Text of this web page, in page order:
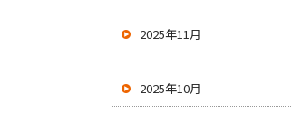
2025年11月
2025年10月